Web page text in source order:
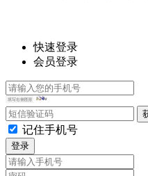
快速登录
会员登录
记住手机号
登录